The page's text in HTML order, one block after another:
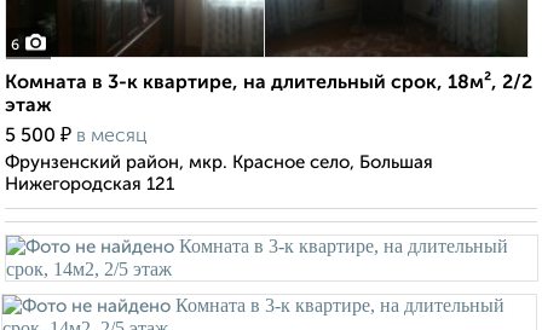
6
Комната в 3-к квартире, на длительный срок, 18м², 2/2
этаж
5 500 ₽ в месяц
Фрунзенский район, мкр. Красное село, Большая
Нижегородская 121